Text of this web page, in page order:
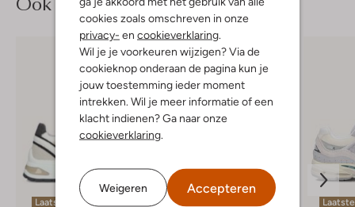
cookies zoals omschreven in onze
privacy- en cookieverklaring.
Wil je je voorkeuren wijzigen? Via de
cookieknop onderaan de pagina kun je
jouw toestemming ieder moment
intrekken. Wil je meer informatie of een
klacht indienen? Ga naar onze
cookieverklaring.
Weigeren Accepteren
Laatste items